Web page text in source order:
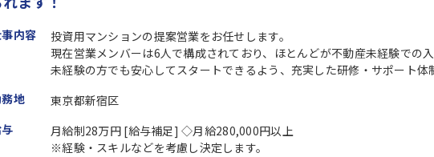
内容
投資用マンションの提案営業をお任せします。
現在営業メンバーは6人で構成されており、ほとんどが不動産未経験での入
未経験の方でも安心してスタートできるよう、充実した研修・サポート体
地
東京都新宿区
月給制28万円 [給与補足] ◇月給280,000円以上
※経験・スキルなどを考慮し決定します。